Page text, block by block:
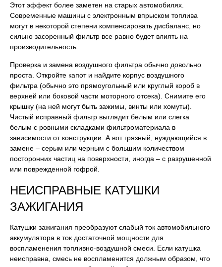
Этот эффект более заметен на старых автомобилях.
Современные машины с электронным впрыском топлива
могут в некоторой степени компенсировать дисбаланс, но
сильно засоренный фильтр все равно будет влиять на
производительность.
Проверка и замена воздушного фильтра обычно довольно
проста. Откройте капот и найдите корпус воздушного
фильтра (обычно это прямоугольный или круглый короб в
верхней или боковой части моторного отсека). Снимите его
крышку (на ней могут быть зажимы, винты или хомуты).
Чистый исправный фильтр выглядит белым или слегка
белым с ровными складками фильтроматериала в
зависимости от конструкции. А вот грязный, нуждающийся в
замене – серым или черным с большим количеством
посторонних частиц на поверхности, иногда – с разрушенной
или поврежденной гофрой.
НЕИСПРАВНЫЕ КАТУШКИ
ЗАЖИГАНИЯ
Катушки зажигания преобразуют слабый ток автомобильного
аккумулятора в ток достаточной мощности для
воспламенения топливно-воздушной смеси. Если катушка
неисправна, смесь не воспламенится должным образом, что